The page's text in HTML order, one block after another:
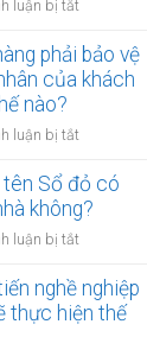
bao
nhiêu?
đất
có
bắt
tại
UBND
cấp
luận bị tắt
định
thu
có
lực
bao
phải bảo vệ
của khách
nào?
luận bị tắt
ngân
hàng
phải
bảo
dữ
liệu
tên Sổ đỏ có
không?
luận bị tắt
sang
tên
Sổ
nghề nghiệp
thực hiện thế